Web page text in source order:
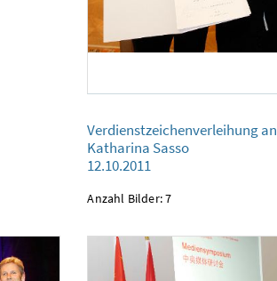
12.10.2011
Verdienstzeichenverleihung an
Katharina Sasso
12.10.2011
Anzahl Bilder: 7